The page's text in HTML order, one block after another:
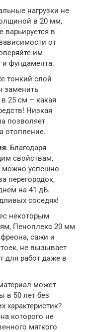
нагрузки не
в 20 мм,
варьируется в
от
им
и фундамента.
тонкий слой
заменить
25 см – какая
Низкая
позволяет
отопление.
. Благодаря
свойствам,
можно успешно
перегородок,
на 41 дБ.
соседях!
некоторым
Пеноплекс 20 мм
сажи и
не вызывает
для работ даже в
может
в 50 лет без
характеристик?
которого не
мягкого